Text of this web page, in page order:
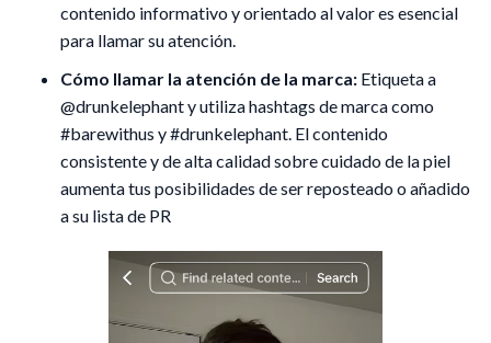
contenido informativo y orientado al valor es esencial
para llamar su atención.
Cómo llamar la atención de la marca: Etiqueta a
@drunkelephant y utiliza hashtags de marca como
#barewithus y #drunkelephant. El contenido
consistente y de alta calidad sobre cuidado de la piel
aumenta tus posibilidades de ser reposteado o añadido
a su lista de PR